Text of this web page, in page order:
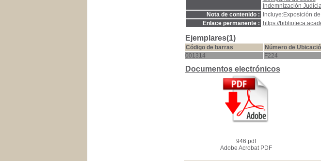
Indemnización
Nota de contenido :
Incluye:Exposición
Enlace permanente :
https://
Ejemplares(1)
Código de barras Número de
001314
F224
Documentos electrónicos
946.pdf
Adobe Acrobat PDF